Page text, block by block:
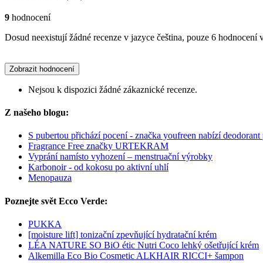
9 hodnocení
Dosud neexistují žádné recenze v jazyce čeština, pouze 6 hodnocení
Zobrazit hodnocení
Nejsou k dispozici žádné zákaznické recenze.
Z našeho blogu:
S pubertou přichází pocení - značka youfreen nabízí
Fragrance Free značky URTEKRAM
Vyprání namísto vyhození – menstruační výrobky
Karbonoir - od kokosu po aktivní uhlí
Menopauza
Poznejte svět Ecco Verde:
PUKKA
[moisture lift] tonizační zpevňující hydratační krém
LÉA NATURE SO BiO étic Nutri Coco lehký ošetřující krém
Alkemilla Eco Bio Cosmetic ALKHAIR RICCI+ šampon